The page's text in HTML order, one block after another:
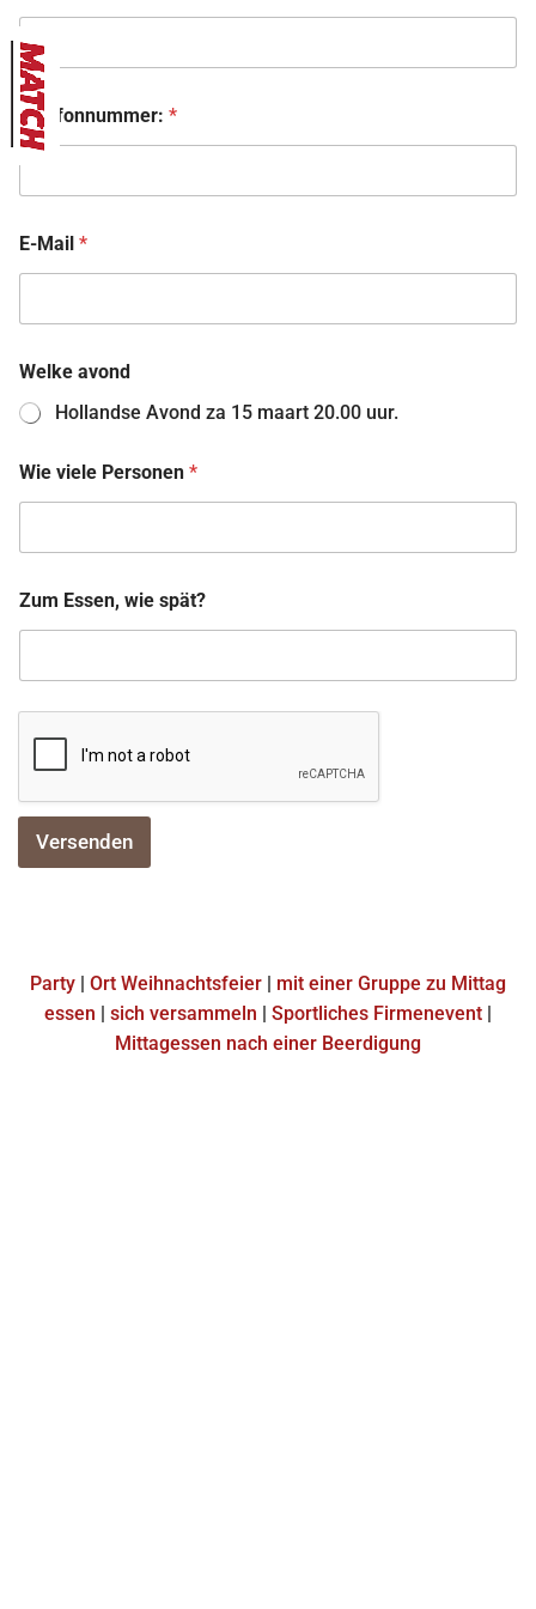
Telefonnummer: *
E-Mail *
Welke avond
Hollandse Avond za 15 maart 20.00 uur.
Wie viele Personen *
Zum Essen, wie spät?
Versenden
Party | Ort Weihnachtsfeier | mit einer Gruppe zu Mittag
essen | sich versammeln | Sportliches Firmenevent |
Mittagessen nach einer Beerdigung